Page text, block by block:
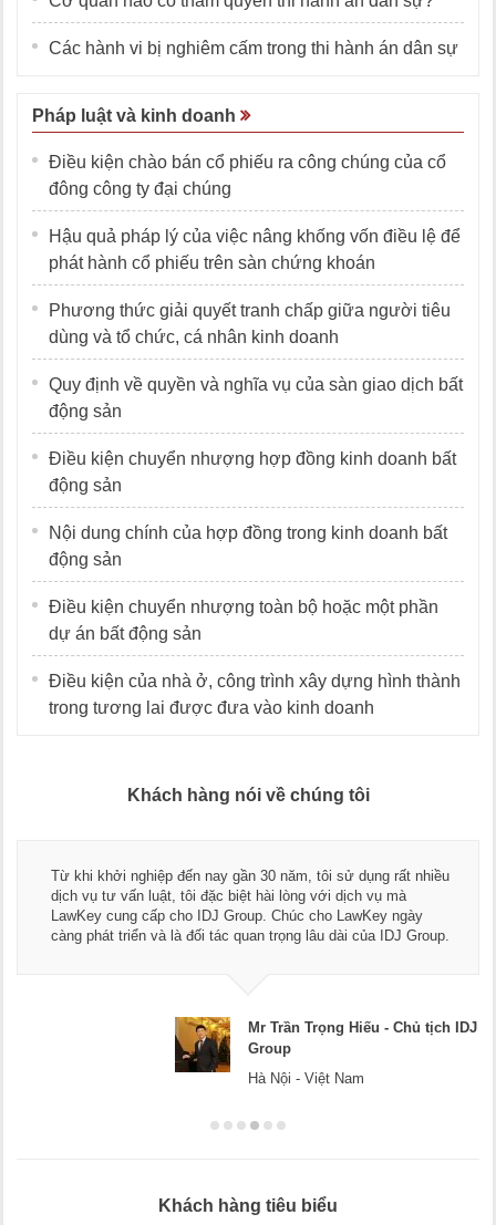
Các hành vi bị nghiêm cấm trong thi hành án dân sự
Pháp luật và kinh doanh
Điều kiện chào bán cổ phiếu ra công chúng của cổ
đông công ty đại chúng
Hậu quả pháp lý của việc nâng khống vốn điều lệ để
phát hành cổ phiếu trên sàn chứng khoán
Phương thức giải quyết tranh chấp giữa người tiêu
dùng và tổ chức, cá nhân kinh doanh
Quy định về quyền và nghĩa vụ của sàn giao dịch bất
động sản
Điều kiện chuyển nhượng hợp đồng kinh doanh bất
động sản
Nội dung chính của hợp đồng trong kinh doanh bất
động sản
Điều kiện chuyển nhượng toàn bộ hoặc một phần
dự án bất động sản
Điều kiện của nhà ở, công trình xây dựng hình thành
trong tương lai được đưa vào kinh doanh
Khách hàng nói về chúng tôi
dụng rất nhiều
vụ mà
ngày
của IDJ Group.
Thay mặt Công ty Dương Cafe, tôi xin chân
ngũ luật sư, kế toán của LawKey. Thực sự
dụng dịch vụ tư vấn pháp luật và kế toán
Chúc các bạn phát triển hơn, phục vụ tốt
Khách hàng tiêu biểu